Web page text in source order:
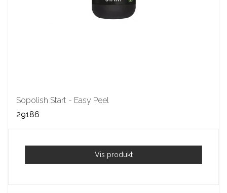
Sopolish Start - Easy Peel
29186
Vis produkt